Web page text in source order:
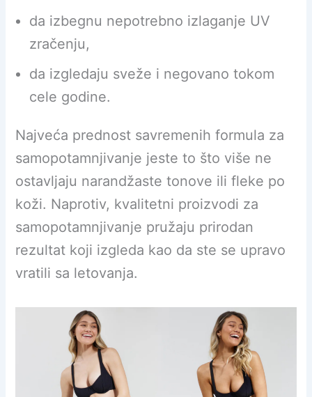
da izbegnu nepotrebno izlaganje UV
zračenju,
da izgledaju sveže i negovano tokom
cele godine.
Najveća prednost savremenih formula za
samopotamnjivanje jeste to što više ne
ostavljaju narandžaste tonove ili fleke po
koži. Naprotiv, kvalitetni proizvodi za
samopotamnjivanje pružaju prirodan
rezultat koji izgleda kao da ste se upravo
vratili sa letovanja.